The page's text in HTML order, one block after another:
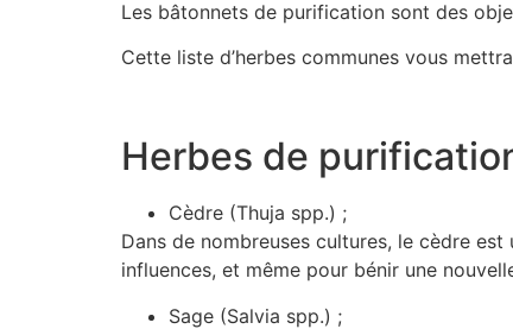
Les bâtonnets de purification sont des
Cette liste d’herbes communes vous
Herbes de
Cèdre (Thuja spp.) ;
Dans de nombreuses cultures, le cèdre
influences, et même pour bénir une
Sage (Salvia spp.) ;